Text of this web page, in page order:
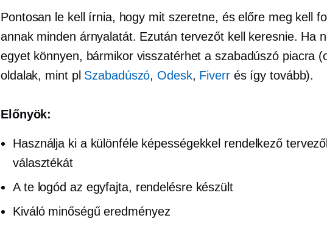
Pontosan le kell írnia, hogy mit szeretne, és előre meg kell
annak minden árnyalatát. Ezután tervezőt kell keresnie. Ha
egyet könnyen, bármikor visszatérhet a szabadúszó piacra
oldalak, mint pl Szabadúszó, Odesk, Fiverrés így tovább).
Előnyök:
Használja ki a különféle képességekkel rendelkező
választékát
A te logód az egyfajta, rendelésre készült
Kiváló minőségűeredményez